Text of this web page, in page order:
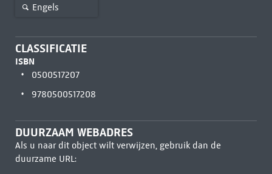
Engels
CLASSIFICATIE
ISBN
0500517207
9780500517208
DUURZAAM WEBADRES
Als u naar dit object wilt verwijzen, gebruik dan de
duurzame URL: